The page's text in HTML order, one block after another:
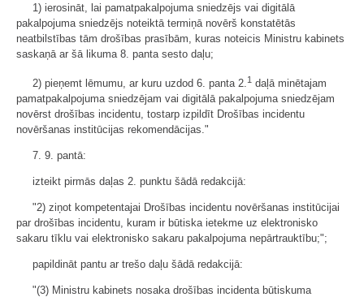
1) ierosināt, lai pamatpakalpojuma sniedzējs vai digitālā
pakalpojuma sniedzējs noteiktā termiņā novērš konstatētās
neatbilstības tām drošības prasībām, kuras noteicis Ministru kabinets
saskaņā ar šā likuma 8. panta sesto daļu;
2) pieņemt lēmumu, ar kuru uzdod 6. panta 2. 1 daļā minētajam
pamatpakalpojuma sniedzējam vai digitālā pakalpojuma sniedzējam
novērst drošības incidentu, tostarp izpildīt Drošības incidentu
novēršanas institūcijas rekomendācijas."
7. 9. pantā:
izteikt pirmās daļas 2. punktu šādā redakcijā:
"2) ziņot kompetentajai Drošības incidentu novēršanas institūcijai
par drošības incidentu, kuram ir būtiska ietekme uz elektronisko
sakaru tīklu vai elektronisko sakaru pakalpojuma nepārtrauktību;";
papildināt pantu ar trešo daļu šādā redakcijā:
"(3) Ministru kabinets nosaka drošības incidenta būtiskuma